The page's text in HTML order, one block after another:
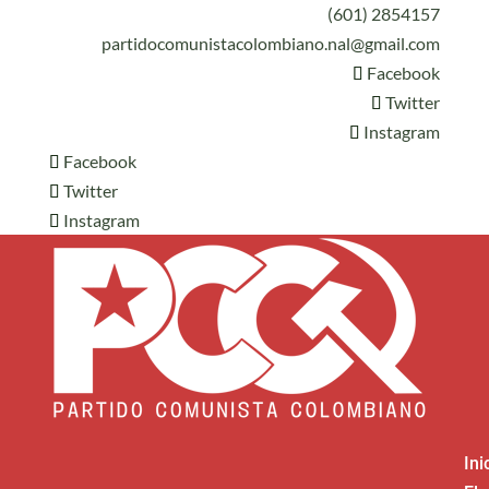
(601) 2854157
partidocomunistacolombiano.nal@gmail.com
Facebook
Twitter
Instagram
Facebook
Twitter
Instagram